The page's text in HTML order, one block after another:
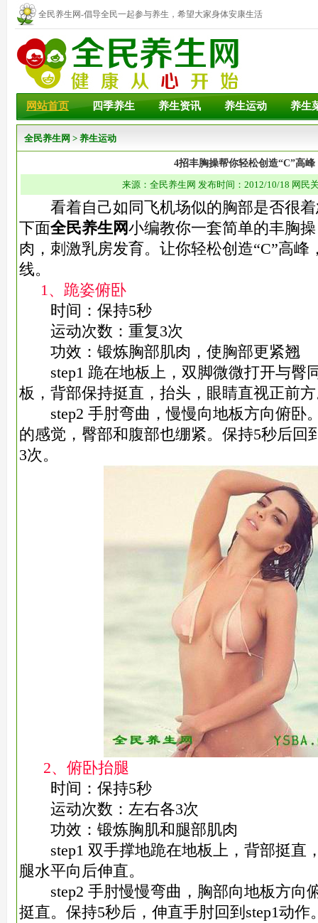
全民养生网-倡导全民一起参与养生，希望大家身体安康生活
幸福！
网站首页 四季养生 养生资讯 养生运动 养生
全民养生网 > 养生运动
4招丰胸操帮你轻松创造“C”高峰
来源：全民养生网 发布时间：2012/10/18 网民
看着自己如同飞机场似的胸部是否很着
下面全民养生网小编教你一套简单的丰胸
肉，刺激乳房发育。让你轻松创造“C”高峰
线。
1、跪姿俯卧
时间：保持5秒
运动次数：重复3次
功效：锻炼胸部肌肉，使胸部更紧翘
step1 跪在地板上，双脚微微打开与臀
板，背部保持挺直，抬头，眼睛直视正前
step2 手肘弯曲，慢慢向地板方向俯卧
的感觉，臀部和腹部也绷紧。保持5秒后回
3次。
2、俯卧抬腿
时间：保持5秒
运动次数：左右各3次
功效：锻炼胸肌和腿部肌肉
step1 双手撑地跪在地板上，背部挺直
腿水平向后伸直。
step2 手肘慢慢弯曲，胸部向地板方向
挺直。保持5秒后，伸直手肘回到step1动